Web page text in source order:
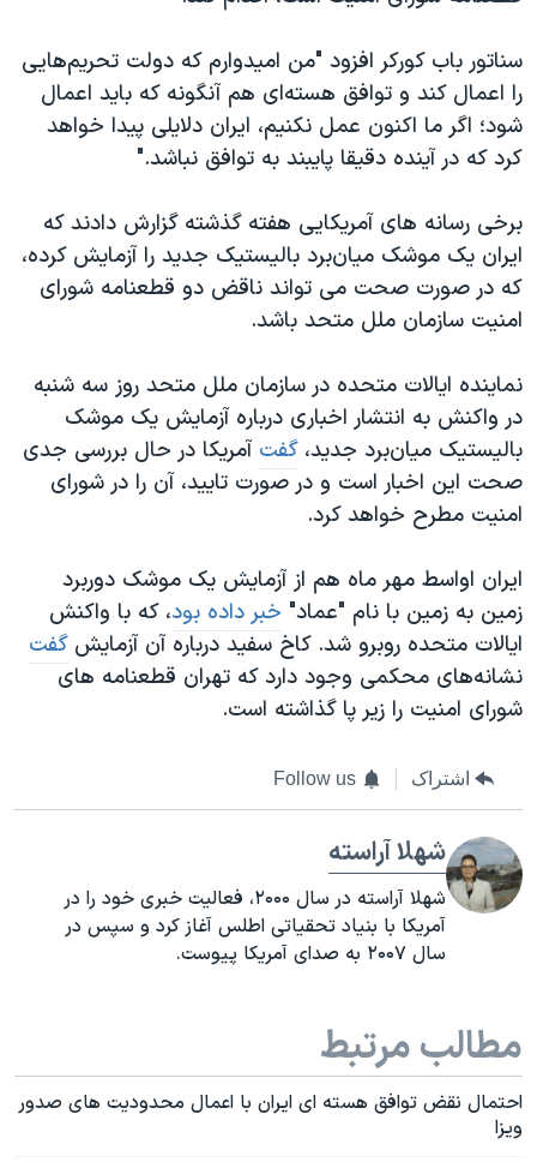
سناتور باب کورکر افزود "من امیدوارم که دولت تحریم‌هایی
را اعمال کند و توافق هسته‌ای هم آنگونه که باید اعمال
شود؛ اگر ما اکنون عمل نکنیم، ایران دلایلی پیدا خواهد
کرد که در آینده دقیقا پایبند به توافق نباشد."
برخی رسانه های آمریکایی هفته گذشته گزارش دادند که
ایران یک موشک میان‌برد بالیستیک جدید را آزمایش کرده،
که در صورت صحت می تواند ناقض دو قطعنامه شورای
امنیت سازمان ملل متحد باشد.
نماینده ایالات متحده در سازمان ملل متحد روز سه شنبه
در واکنش به انتشار اخباری درباره آزمایش یک موشک
بالیستیک میان‌برد جدید، گفت آمریکا در حال بررسی جدی
صحت این اخبار است و در صورت تایید، آن را در شورای
امنیت مطرح خواهد کرد.
ایران اواسط مهر ماه هم از آزمایش یک موشک دوربرد
زمین به زمین با نام "عماد" خبر داده بود، که با واکنش
ایالات متحده روبرو شد. کاخ سفید درباره آن آزمایش گفت
نشانه‌های محکمی وجود دارد که تهران قطعنامه های
شورای امنیت را زیر پا گذاشته است.
اشتراک Follow us
شهلا آراسته
شهلا آراسته در سال ۲۰۰۰، فعالیت خبری خود را در
آمریکا با بنیاد تحقیاتی اطلس آغاز کرد و سپس در
سال ۲۰۰۷ به صدای آمریکا پیوست.
مطالب مرتبط
احتمال نقض توافق هسته ای ایران با اعمال محدودیت های صدور
ویزا